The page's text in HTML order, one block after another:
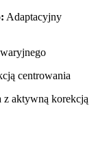
Adaptacyjny
centrowania
z aktywną korekcją